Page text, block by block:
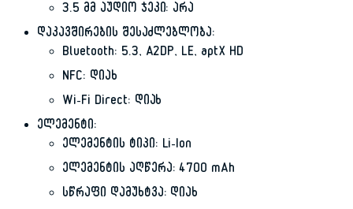
3.5 მმ აუდიო ჯეკი: არა
დაკავშირების შესაძლებლობა:
Bluetooth: 5.3, A2DP, LE, aptX HD
NFC: დიახ
Wi-Fi Direct: დიახ
ელემენტი:
ელემენტის ტიპი: Li-Ion
ელემენტის აღწერა: 4700 mAh
სწრაფი დამუხტვა: დიახ